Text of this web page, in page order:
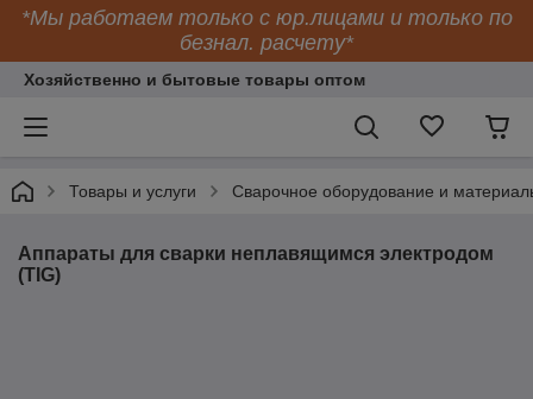
*Мы работаем только с юр.лицами и только по
безнал. расчету*
Хозяйственно и бытовые товары оптом
Товары и услуги Сварочное оборудование и
Аппараты для сварки неплавящимся электродом
(TIG)